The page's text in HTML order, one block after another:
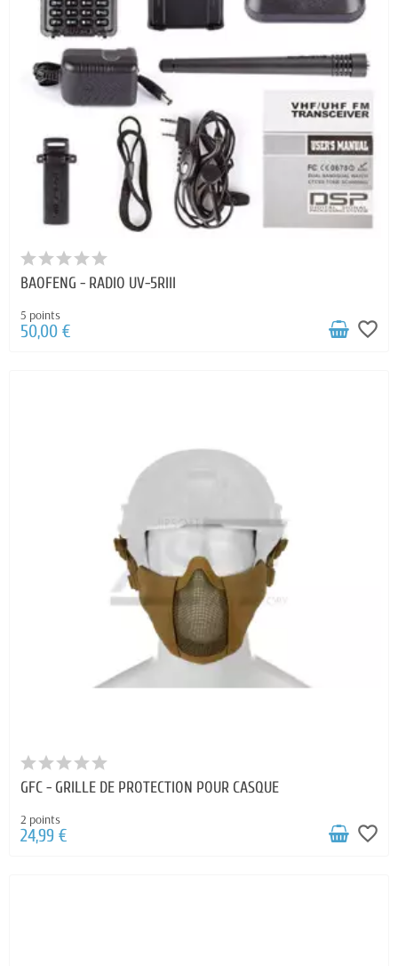
BAOFENG - RADIO UV-5RIII
5 points
50,00 € favorite_border
GFC - GRILLE DE PROTECTION POUR CASQUE
2 points
24,99 € favorite_border